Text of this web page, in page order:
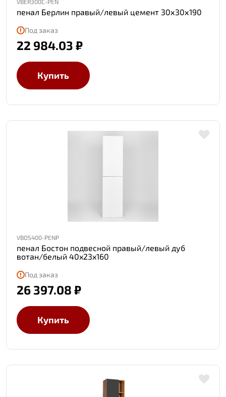
VBER300C-PEN
пенал Берлин правый/левый цемент 30х30х190
Под заказ
22 984.03 ₽
Купить
VBOS400-PENP
пенал Бостон подвесной правый/левый дуб
вотан/белый 40x23x160
Под заказ
26 397.08 ₽
Купить